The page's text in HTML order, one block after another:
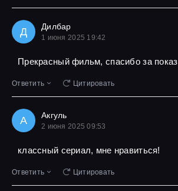
Д Дилбар
1 июня 2025 19:42
Прекрасный фильм, спасибо за показ
Ответить Цитировать
А Акгуль
2 июня 2025 09:53
классный сериал, мне нравиться!
Ответить Цитировать